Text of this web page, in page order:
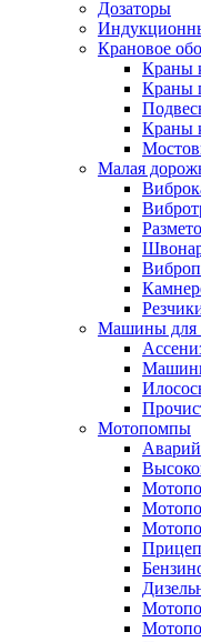
Дозаторы
Крановое
Краны
Краны
Краны
Малая
Машины для
Мотопомпы